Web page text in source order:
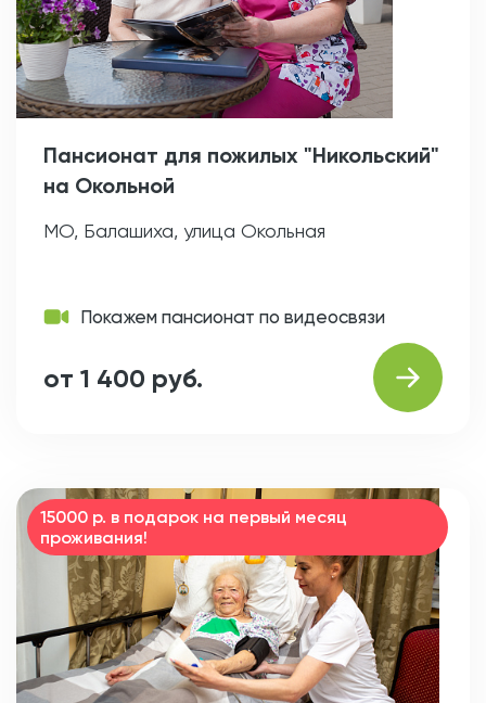
Пансионат для пожилых "Никольский"
на Окольной
МО, Балашиха, улица Окольная
Покажем пансионат по видеосвязи
от 1 400 руб.
15000 р. в подарок на первый месяц
проживания!